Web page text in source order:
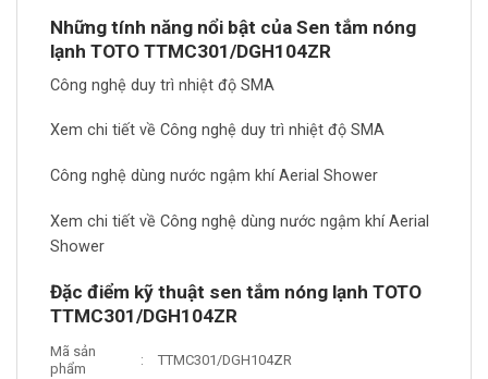
Những tính năng nổi bật của Sen tắm nóng
lạnh TOTO TTMC301/DGH104ZR
Công nghệ duy trì nhiệt độ SMA
Xem chi tiết về Công nghệ duy trì nhiệt độ SMA
Công nghệ dùng nước ngậm khí Aerial Shower
Xem chi tiết về Công nghệ dùng nước ngậm khí Aerial
Shower
Đặc điểm kỹ thuật sen tắm nóng lạnh TOTO
TTMC301/DGH104ZR
Mã sản
phẩm
: TTMC301/DGH104ZR